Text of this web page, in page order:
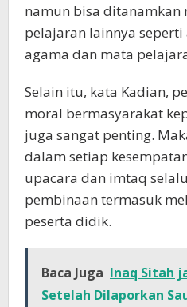
namun bisa
pelajaran lainnya
agama dan mata
Selain itu, kata Kadian,
moral bermasyarakat
juga sangat penting.
dalam setiap
upacara dan imtaq
pembinaan termasuk
peserta didik.
Baca Juga Inaq Sitah
Setelah Dilaporkan